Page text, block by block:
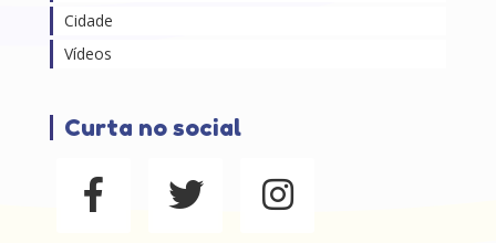
Cidade
Vídeos
Curta no social